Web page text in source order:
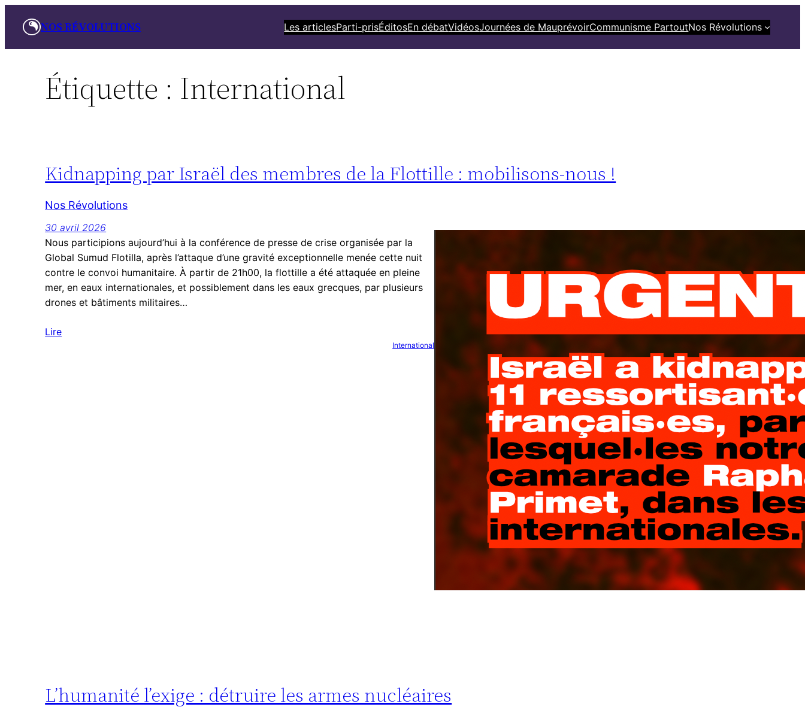
NOS RÉVOLUTIONS Les articlesParti-prisÉditosEn débatVidéosJournées de MauprévoirCommunisme PartoutNos Révolutions
Étiquette : International
Kidnapping par Israël des membres de la Flottille : mobilisons-nous !
Nos Révolutions
30 avril 2026
Nous participions aujourd’hui à la conférence de presse de crise organisée par la
Global Sumud Flotilla, après l’attaque d’une gravité exceptionnelle menée cette nuit
contre le convoi humanitaire. À partir de 21h00, la flottille a été attaquée en pleine
mer, en eaux internationales, et possiblement dans les eaux grecques, par plusieurs
drones et bâtiments militaires…
Lire
International
L’humanité l’exige : détruire les armes nucléaires